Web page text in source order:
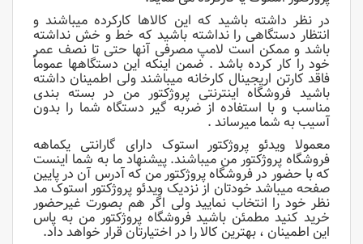
در نظر داشته باشید که این کالاها کارکرده میباشند و
انتظار دستگاهی را نداشته باشید که خط و خش نداشته
باشد و ممکن است لامپ مصرفی آنها حتی تا نصف عمر
خود را کار کرده باشد . ضمن اینکه این دستگاهها عموماً
فاقد کارتن اریجینال کارخانه میباشند ولی اطمینان داشته
باشید فروشگاه اینترنتی پروژکتور من در بسته بندی
مناسب و با استفاده از ضربه گیر دستگاه شما را بدون
آسیب به شما میرساند .
معمولا ویدئو پروژکتور استوک دارای گارانتی یکماهه
فروشگاه پروژکتور من میباشند. پیشنهاد ما به شما اینست
که با حضور در فروشگاه پروژکتور من که آدرس آن در پایین
صفحه میباشد خودتان از نزدیک ویدئو پروژکتور استوک مد
نظر خود را انتخاب نمایید ولی اگر هم بصورت غیرحضور
خرید کنید مطمئن باشید فروشگاه پروژکتور من به پاس
این اطمینان ، بهترین کالا را در اختیارتان قرار خواهد داد.